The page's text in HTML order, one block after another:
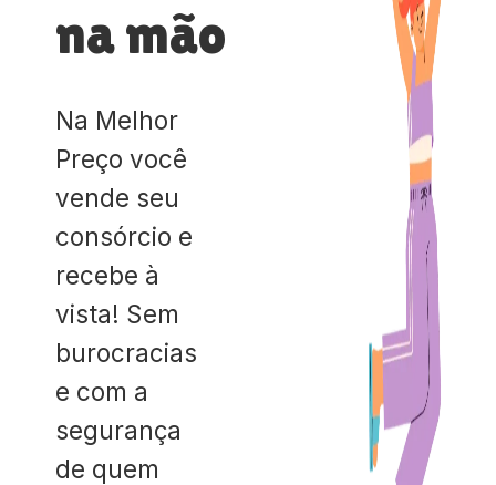
na mão
Na Melhor
Preço você
vende seu
consórcio e
recebe à
vista! Sem
burocracias
e com a
segurança
de quem